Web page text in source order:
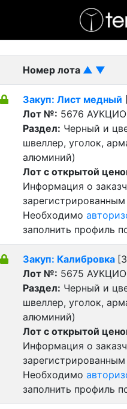
-
Номер лота ▲ ▼
Закуп: Лист медный
Лот №: 5676
Раздел: Черный и
швеллер, уголок,
алюминий)
Лот с открытой
Информация о
Необходимо
заполнить профиль
Закуп: Калибровка
Лот №: 5675
Раздел: Черный и
швеллер, уголок,
алюминий)
Лот с открытой
Информация о
Необходимо
заполнить профиль